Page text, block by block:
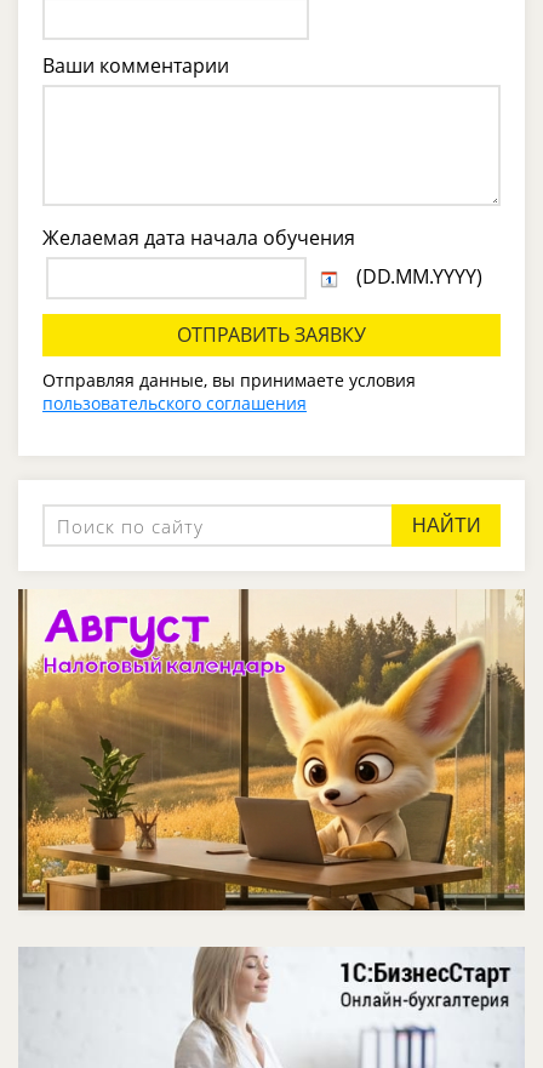
Ваши комментарии
Желаемая дата начала обучения
(DD.MM.YYYY)
Отправляя данные, вы принимаете условия
пользовательского соглашения
НАЙТИ